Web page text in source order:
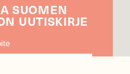
SUOMEN
UUTIS­KIRJE